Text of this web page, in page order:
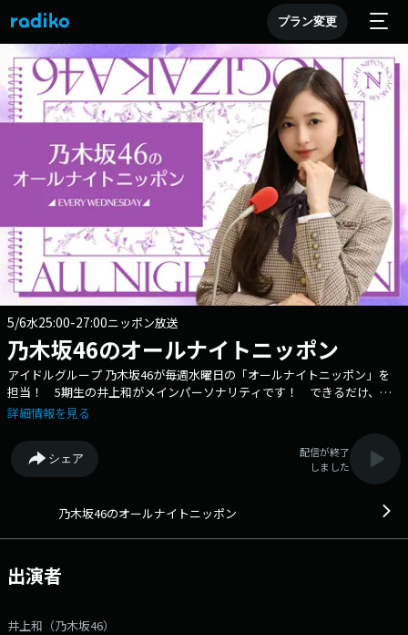
プラン変更
5/6水25:00-27:00ニッポン放送
乃木坂46のオールナイトニッポン
アイドルグループ 乃木坂46が毎週水曜日の「オールナイトニッポン」を
担当！ 5期生の井上和がメインパーソナリティです！ できるだけ、生
放送でお送りしています！ 横浜やアニメの話が多めですが、どうぞお付
②『あっちのハイスクール』メールアドレス：
nogizaka@allnightnippon.com 番組ホームページはこちら twitter
ハッシュタグは「#乃木坂46ANN」twitterアカウントは「@NOGI46ann」
詳細情報を見る
シェア
配信が終了
しました
乃木坂46のオールナイトニッポン
出演者
井上和（乃木坂46）